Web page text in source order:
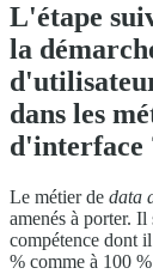
L'étape
la
dans les
d'interface
Le métier de data
amenés à porter. Il
compétence dont
% comme à 100